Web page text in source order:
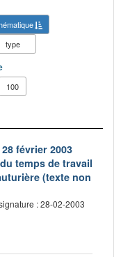
type
100
février 2003
temps de travail
(texte non
: 28-02-2003